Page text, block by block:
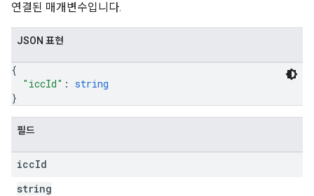
연결된 매개변수입니다.
JSON 표현
{
"iccId" : string
}
필드
iccId
string